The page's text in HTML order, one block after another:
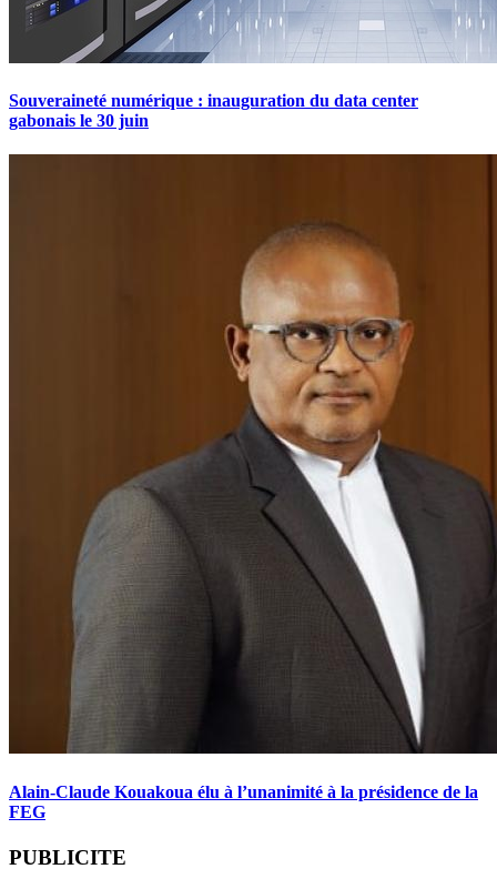
Souveraineté numérique : inauguration du data center
gabonais le 30 juin
Alain-Claude Kouakoua élu à l’unanimité à la présidence de la
FEG
PUBLICITE